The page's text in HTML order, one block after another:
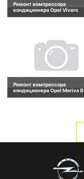
Ремонт компрессора
кондиционера Opel Vivaro
Ремонт компрессора
кондиционера Opel Meriva B